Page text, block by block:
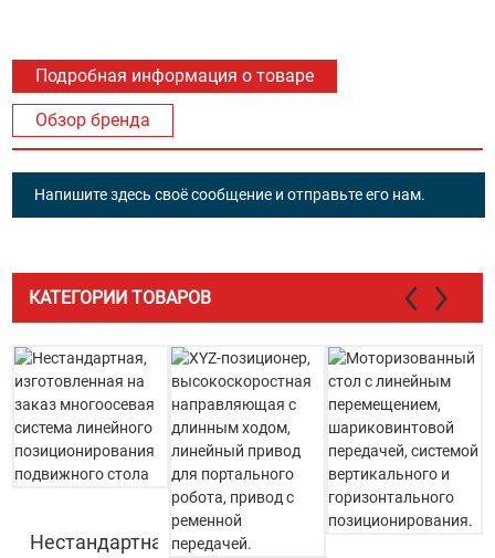
Подробная информация о товаре
Обзор бренда
Напишите здесь своё сообщение и отправьте его нам.
КАТЕГОРИИ ТОВАРОВ
Нестандартная